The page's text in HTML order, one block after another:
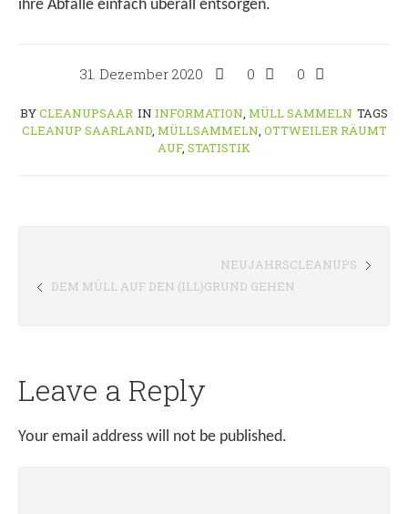
ihre Abfälle einfach überall entsorgen.
31. Dezember 2020 0 0
BYCLEANUPSAAR IN INFORMATION, MÜLL SAMMELN TAGS
CLEANUP SAARLAND, MÜLLSAMMELN, OTTWEILER RÄUMT
AUF, STATISTIK
NEUJAHRSCLEANUPS
DEM MÜLL AUF DEN (ILL)GRUND GEHEN
Leave a Reply
Your email address will not be published.